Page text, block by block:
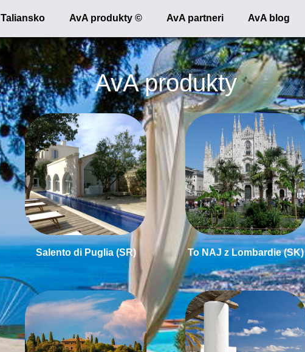
Taliansko AvA produkty © AvA partneri AvA blog
AvA produkty
Salento di Puglia (SR) To NAJ z Lombardie (SK)